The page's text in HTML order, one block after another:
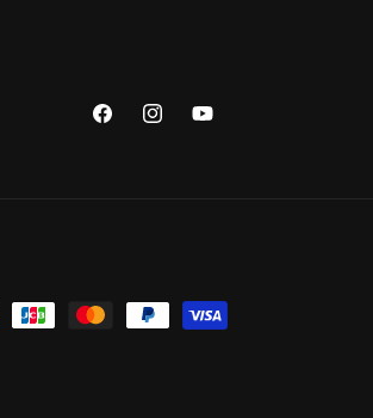
FacebookInstagramYouTube